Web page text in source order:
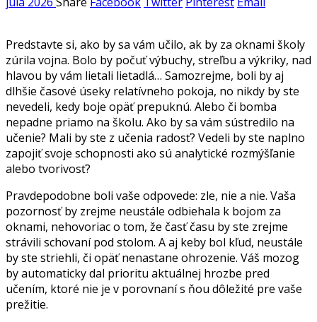
Predstavte si, ako by sa vám učilo, ak by za oknami školy
zúrila vojna. Bolo by počuť výbuchy, streľbu a výkriky, nad
hlavou by vám lietali lietadlá… Samozrejme, boli by aj
dlhšie časové úseky relatívneho pokoja, no nikdy by ste
nevedeli, kedy boje opäť prepuknú. Alebo či bomba
nepadne priamo na školu. Ako by sa vám sústredilo na
učenie? Mali by ste z učenia radosť? Vedeli by ste naplno
zapojiť svoje schopnosti ako sú analytické rozmýšľanie
alebo tvorivosť?
Pravdepodobne boli vaše odpovede: zle, nie a nie. Vaša
pozornosť by zrejme neustále odbiehala k bojom za
oknami, nehovoriac o tom, že časť času by ste zrejme
strávili schovaní pod stolom. A aj keby bol kľud, neustále
by ste striehli, či opäť nenastane ohrozenie. Váš mozog
by automaticky dal prioritu aktuálnej hrozbe pred
učením, ktoré nie je v porovnaní s ňou dôležité pre vaše
prežitie.